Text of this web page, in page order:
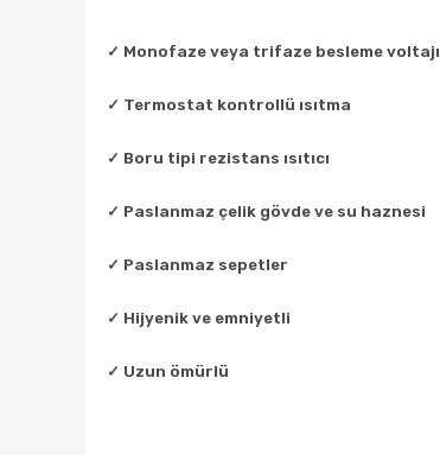
✓ Monofaze veya trifaze besleme voltajı
✓ Termostat kontrollü ısıtma
✓ Boru tipi rezistans ısıtıcı
✓ Paslanmaz çelik gövde ve su haznesi
✓ Paslanmaz sepetler
✓ Hijyenik ve emniyetli
✓ Uzun ömürlü